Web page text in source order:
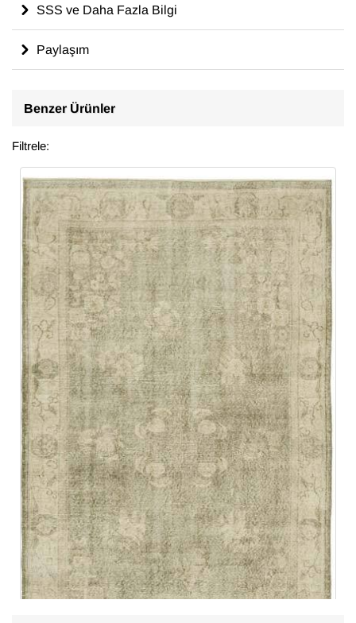
SSS ve Daha Fazla Bilgi
Paylaşım
Benzer Ürünler
Filtrele: